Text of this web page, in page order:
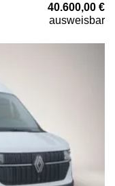
40.600,00 €
ausweisbar